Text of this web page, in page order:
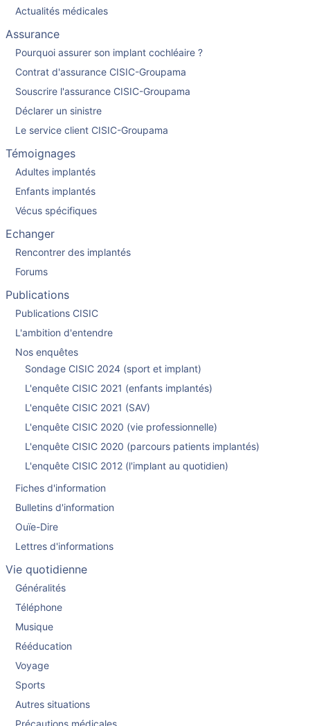
Actualités médicales
Assurance
Pourquoi assurer son implant cochléaire ?
Contrat d'assurance CISIC-Groupama
Souscrire l'assurance CISIC-Groupama
Déclarer un sinistre
Le service client CISIC-Groupama
Témoignages
Adultes implantés
Enfants implantés
Vécus spécifiques
Echanger
Rencontrer des implantés
Forums
Publications
Publications CISIC
L'ambition d'entendre
Nos enquêtes
Sondage CISIC 2024 (sport et implant)
L'enquête CISIC 2021 (enfants implantés)
L'enquête CISIC 2021 (SAV)
L'enquête CISIC 2020 (vie professionnelle)
L'enquête CISIC 2020 (parcours patients implantés)
L'enquête CISIC 2012 (l'implant au quotidien)
Fiches d'information
Bulletins d'information
Ouïe-Dire
Lettres d'informations
Vie quotidienne
Généralités
Téléphone
Musique
Rééducation
Voyage
Sports
Autres situations
Précautions médicales